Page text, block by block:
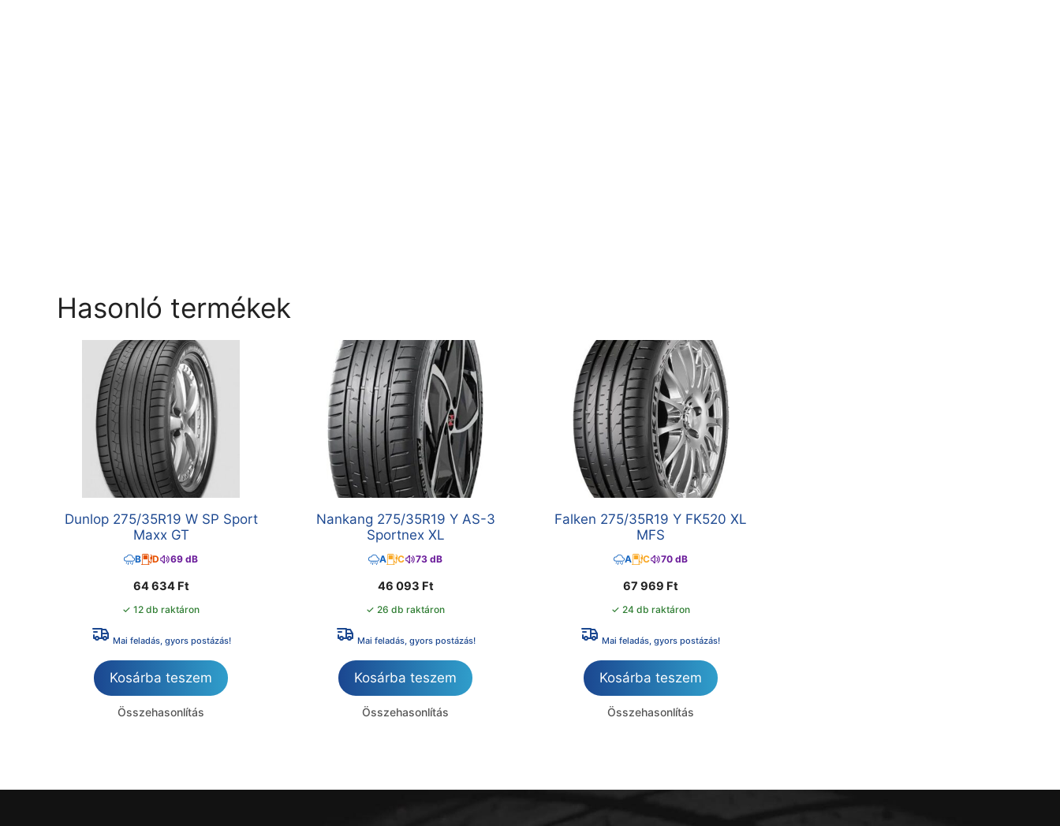
Hasonló termékek
Dunlop 275/35R19 W SP Sport
Maxx GT
B D 69 dB
64 634 Ft
✓ 12 db raktáron
Mai feladás, gyors postázás!
Kosárba teszem
Összehasonlítás
Nankang 275/35R19 Y AS-3
Sportnex XL
A C 73 dB
46 093 Ft
✓ 26 db raktáron
Mai feladás, gyors postázás!
Kosárba teszem
Összehasonlítás
Falken 275/35R19 Y FK520 XL
MFS
A C 70 dB
67 969 Ft
✓ 24 db raktáron
Mai feladás, gyors postázás!
Kosárba teszem
Összehasonlítás